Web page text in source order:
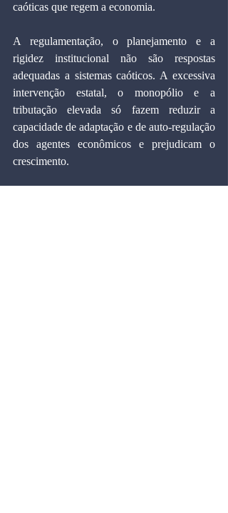
caóticas que regem a economia.
A regulamentação, o planejamento e a
rigidez institucional não são respostas
adequadas a sistemas caóticos. A excessiva
intervenção estatal, o monopólio e a
tributação elevada só fazem reduzir a
capacidade de adaptação e de auto-regulação
dos agentes econômicos e prejudicam o
crescimento.